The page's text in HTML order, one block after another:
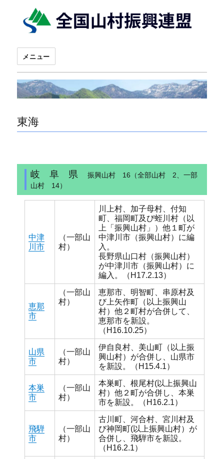
メニュー
東海
岐 阜 県振興山村 16（全部山村 2、一部
山村 14）
中津
川市
（一部山
村）
川上村、加子母村、付知
町、福岡町及び蛭川村（以
上「振興山村」）他１町が
中津川市（振興山村）に編
入。
長野県山口村（振興山村）
が中津川市（振興山村）に
編入。（H17.2.13）
恵那
市
（一部山
村）
恵那市、明智町、串原村及
び上矢作町（以上振興山
村）他２町村が合併して、
恵那市を新設。
（H16.10.25）
山県
市
（一部山
村）
伊自良村、美山町（以上振
興山村）が合併し、山県市
を新設。（H15.4.1）
本巣
市
（一部山
村）
本巣町、根尾村(以上振興山
村）他２町が合併し、本巣
市を新設。（H16.2.1）
飛騨
市
（一部山
村）
古川町、河合村、宮川村及
び神岡町(以上振興山村）が
合併し、飛騨市を新設。
（H16.2.1）